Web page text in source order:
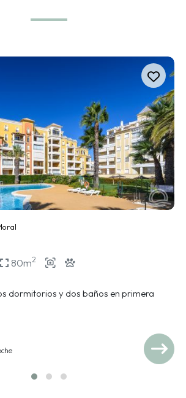
80m2
dormitorios y dos baños en primera